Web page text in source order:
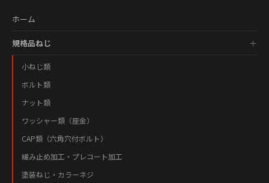
ホーム
規格品ねじ
小ねじ類
ボルト類
ナット類
ワッシャー類（座金）
CAP類（六角穴付ボルト）
緩み止め加工・プレコート加工
塗装ねじ・カラーネジ